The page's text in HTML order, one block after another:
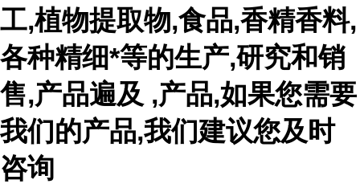
工,植物提取物,食品,香精香料,
各种精细*等的生产,研究和销
售,产品遍及 ,产品,如果您需要
我们的产品,我们建议您及时
咨询